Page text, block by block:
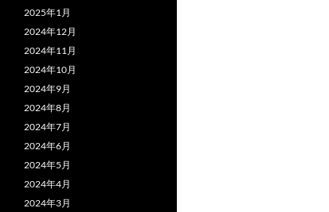
2025年1月
2024年12月
2024年11月
2024年10月
2024年9月
2024年8月
2024年7月
2024年6月
2024年5月
2024年4月
2024年3月